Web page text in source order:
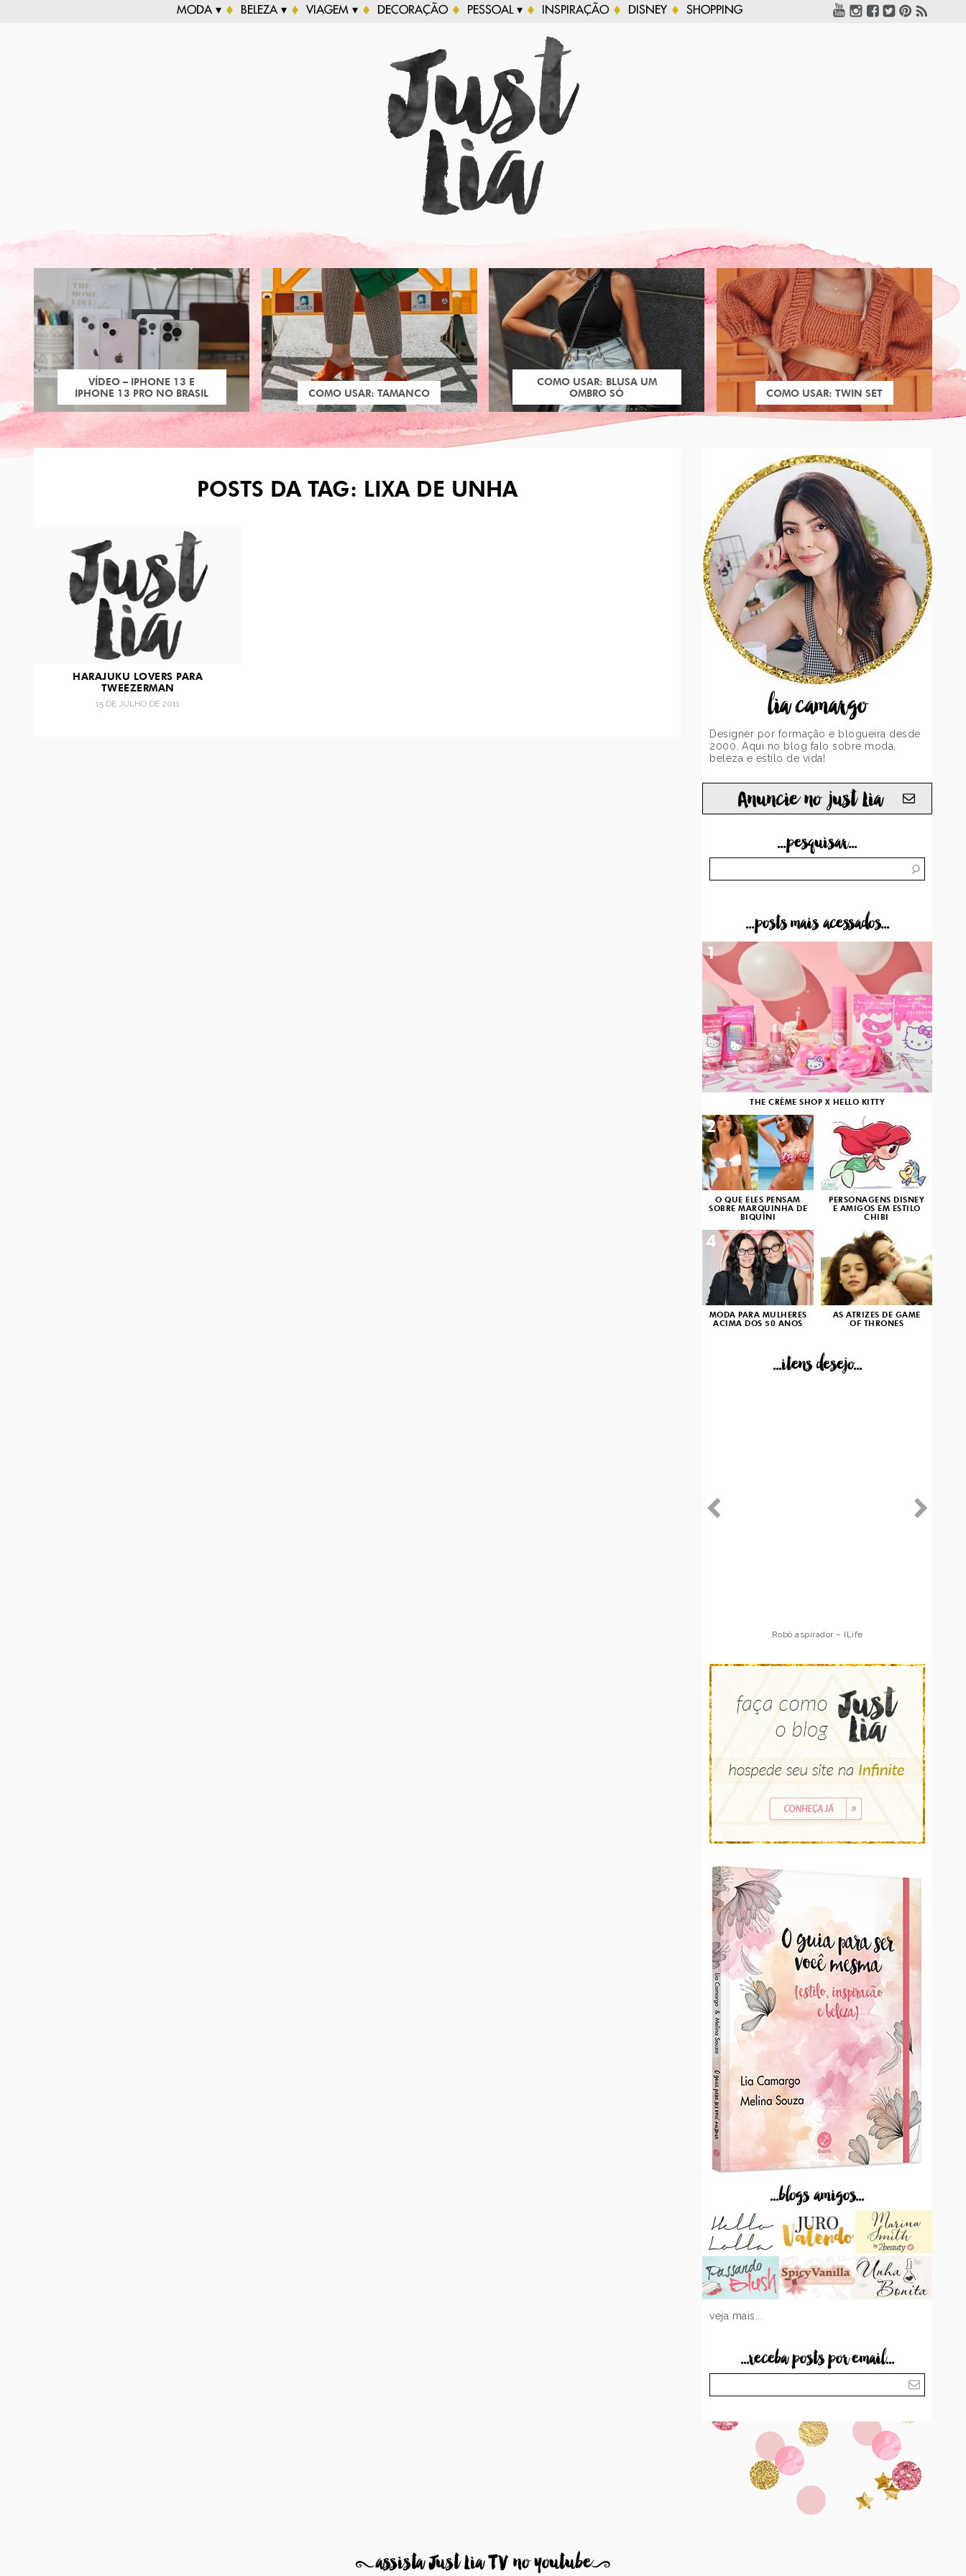
MODA ▾ BELEZA ▾ VIAGEM ▾ DECORAÇÃO PESSOAL ▾ INSPIRAÇÃO DISNEY SHOPPING
VÍDEO – IPHONE 13 E
IPHONE 13 PRO NO BRASIL
COMO USAR: TAMANCO
COMO USAR: BLUSA UM
OMBRO SÓ
COMO USAR: TWIN SET
POSTS DA TAG: LIXA DE UNHA
HARAJUKU LOVERS PARA
TWEEZERMAN
15 DE JULHO DE 2011
lia camargo
Designer por formação e blogueira desde
2000. Aqui no blog falo sobre moda,
beleza e estilo de vida!
Anuncie no just Lia
...pesquisar...
...posts mais acessados...
THE CRÈME SHOP X HELLO KITTY
1
O QUE ELES PENSAM
SOBRE MARQUINHA DE
BIQUÍNI
2
PERSONAGENS DISNEY
E AMIGOS EM ESTILO
CHIBI
3
MODA PARA MULHERES
ACIMA DOS 50 ANOS
4
AS ATRIZES DE GAME
OF THRONES
...itens desejo...
Robô aspirador – ILife
...blogs amigos...
veja mais...
...receba posts por email...
8assista Just Lia TV no youtube9